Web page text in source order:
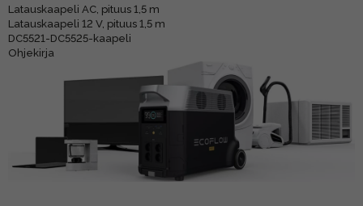
Latauskaapeli AC, pituus 1,5 m
Latauskaapeli 12 V, pituus 1,5 m
DC5521-DC5525-kaapeli
Ohjekirja